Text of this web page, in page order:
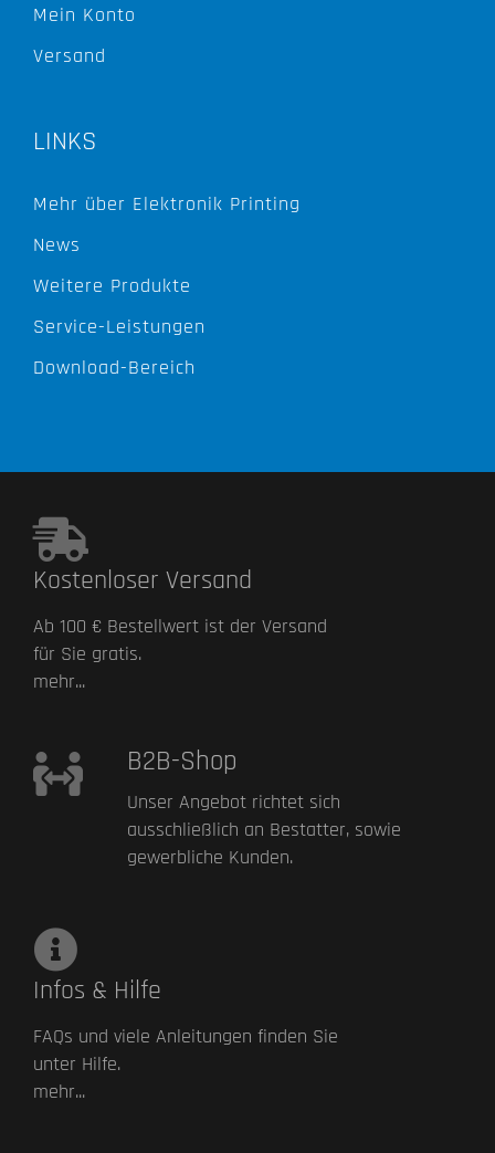
Mein Konto
Versand
LINKS
Mehr über Elektronik Printing
News
Weitere Produkte
Service-Leistungen
Download-Bereich
Kostenloser Versand
Ab 100 € Bestellwert ist der Versand
für Sie gratis.
mehr...
B2B-Shop
Unser Angebot richtet sich
ausschließlich an Bestatter, sowie
gewerbliche Kunden.
Infos & Hilfe
FAQs und viele Anleitungen finden Sie
unter Hilfe.
mehr...